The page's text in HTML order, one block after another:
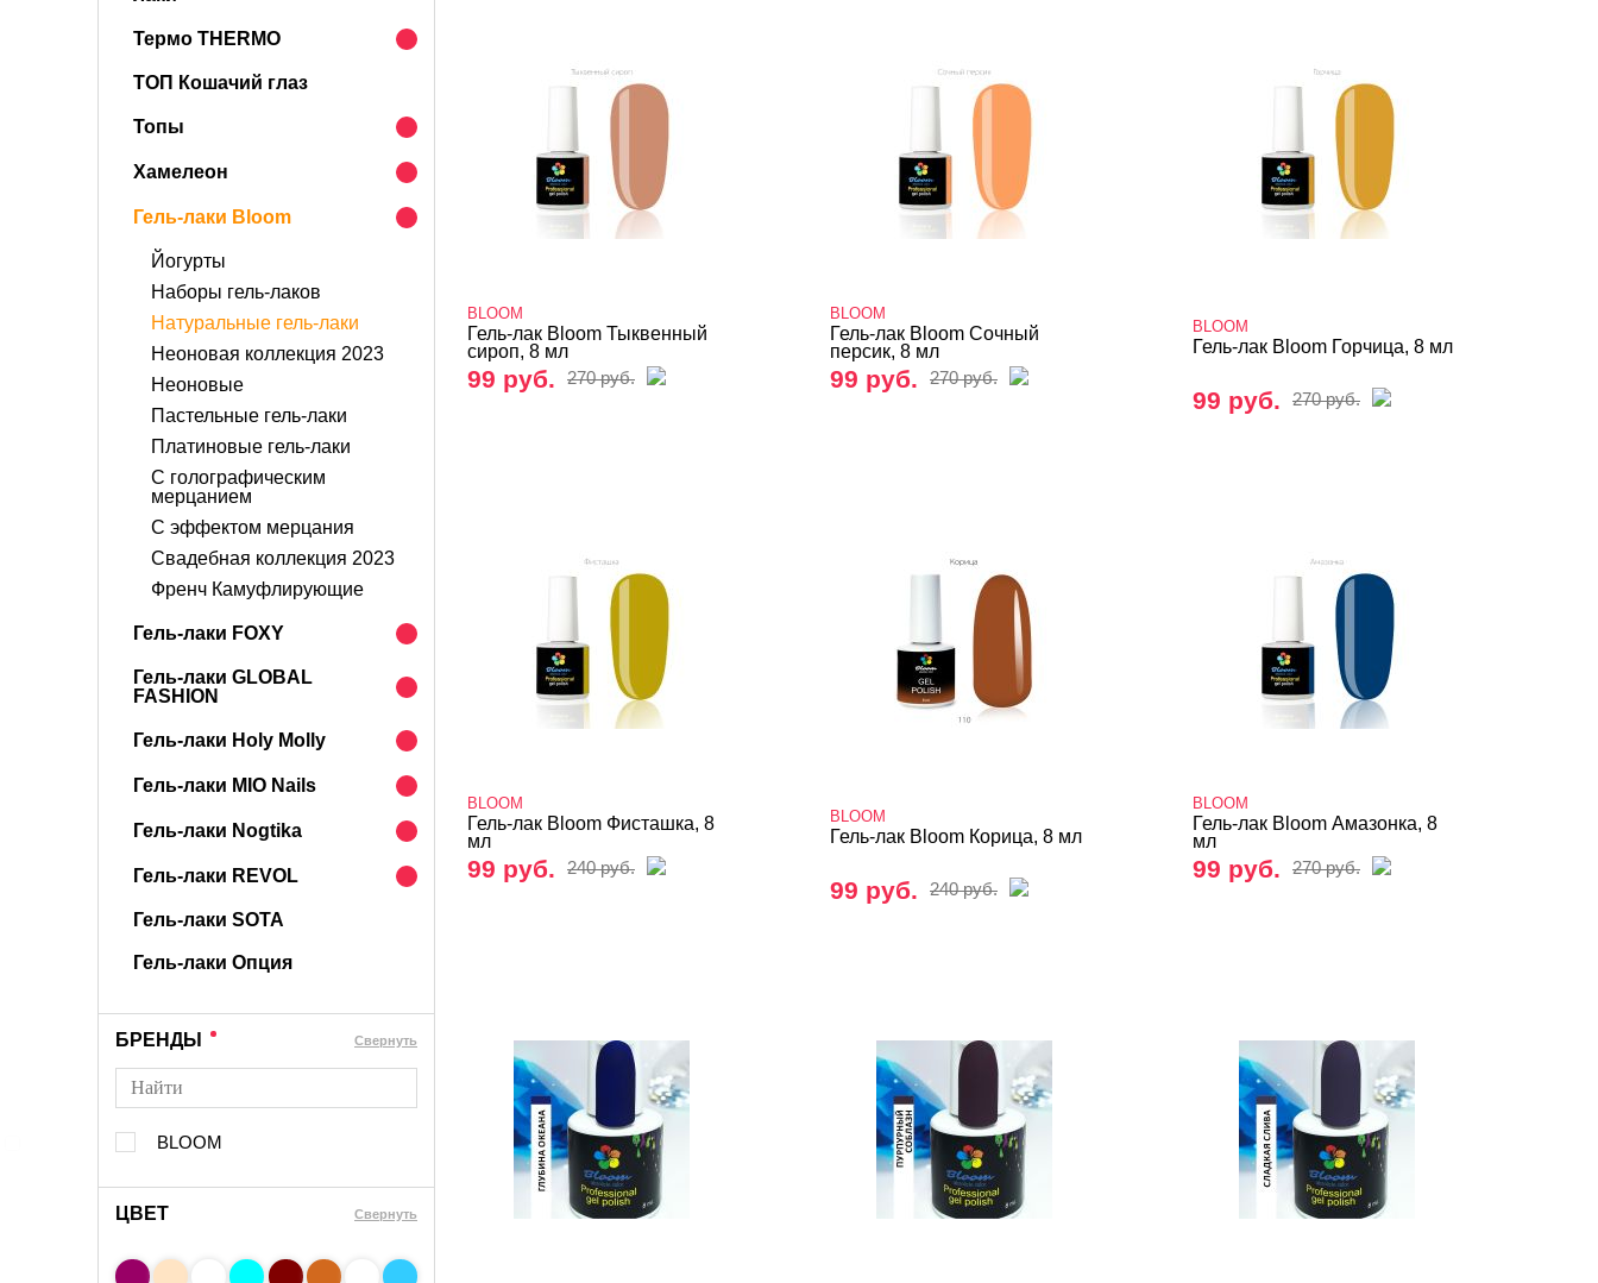
Термо THERMO
ТОП Кошачий глаз
Топы
Хамелеон
Гель-лаки Bloom
Йогурты
Наборы гель-лаков
Натуральные гель-лаки
Неоновая коллекция 2023
Неоновые
Пастельные гель-лаки
Платиновые гель-лаки
С голографическим
мерцанием
С эффектом мерцания
Свадебная коллекция 2023
Френч Камуфлирующие
Гель-лаки FOXY
Гель-лаки GLOBAL
FASHION
Гель-лаки Holy Molly
Гель-лаки MIO Nails
Гель-лаки Nogtika
Гель-лаки REVOL
Гель-лаки SOTA
Гель-лаки Опция
БРЕНДЫ Cвернуть
BLOOM
ЦВЕТ Свернуть
BLOOM
Гель-лак Bloom Тыквенный
сироп, 8 мл
99 руб. 270 руб.
BLOOM
Гель-лак Bloom Сочный
персик, 8 мл
99 руб. 270 руб.
BLOOM
Гель-лак Bloom Горчица, 8 мл
99 руб. 270 руб.
BLOOM
Гель-лак Bloom Фисташка, 8
мл
99 руб. 240 руб.
BLOOM
Гель-лак Bloom Корица, 8 мл
99 руб. 240 руб.
BLOOM
Гель-лак Bloom Амазонка, 8
мл
99 руб. 270 руб.